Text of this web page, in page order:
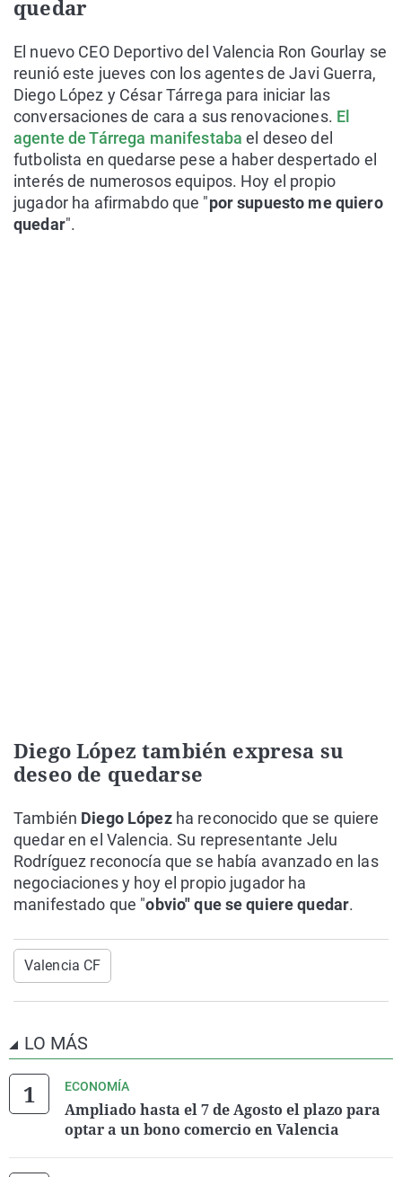
quedar
El nuevo CEO Deportivo del Valencia Ron Gourlay se
reunió este jueves con los agentes de Javi Guerra,
Diego López y César Tárrega para iniciar las
conversaciones de cara a sus renovaciones. El
agente de Tárrega manifestaba el deseo del
futbolista en quedarse pese a haber despertado el
interés de numerosos equipos. Hoy el propio
jugador ha afirmabdo que "por supuesto me quiero
quedar".
Diego López también expresa su
deseo de quedarse
También Diego López ha reconocido que se quiere
quedar en el Valencia. Su representante Jelu
Rodríguez reconocía que se había avanzado en las
negociaciones y hoy el propio jugador ha
manifestado que "obvio" que se quiere quedar.
Valencia CF
LO MÁS
ECONOMÍA
Ampliado hasta el 7 de Agosto el plazo para
optar a un bono comercio en Valencia